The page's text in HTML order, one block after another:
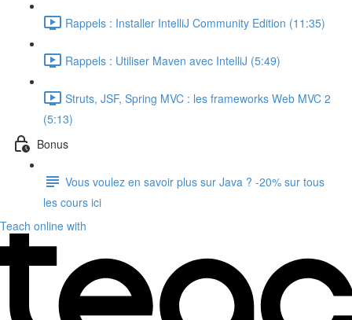
Rappels : Installer IntelliJ Community Edition (11:35)
Rappels : Utiliser Maven avec IntelliJ (5:49)
Struts, JSF, Spring MVC : les frameworks Web MVC 2
(5:13)
Bonus
Vous voulez en savoir plus sur Java ? -20% sur tous
les cours ici
Teach online with